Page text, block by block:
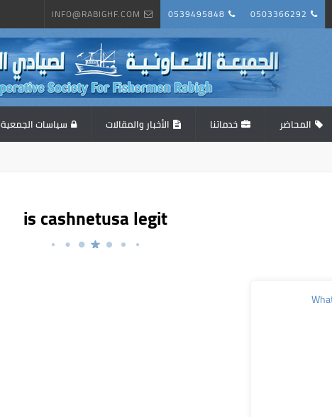
0503366292
0539495848
INFO@RABIGHF.COM
المحاضر خدماتنا الأخبار والمقالات سياسات الجمعية
is cashnetusa legit